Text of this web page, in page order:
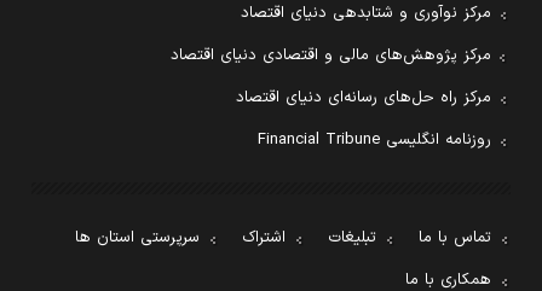
مرکز نوآوری و شتابدهی دنیای اقتصاد
مرکز پژوهش‌های مالی و اقتصادی دنیای اقتصاد
مرکز راه حل‌های رسانه‌ای دنیای اقتصاد
روزنامه انگلیسی Financial Tribune
تماس با ما تبلیغات اشتراک
سرپرستی استان ها
همکاری با ما